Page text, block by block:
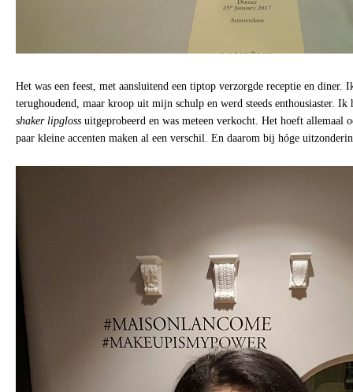
Het was een feest, met aansluitend een tiptop verzorgde receptie en diner.
terughoudend, maar kroop uit mijn schulp en werd steeds enthousiaster. Ik
shaker lipgloss uitgeprobeerd en was meteen verkocht. Het hoeft allemaal
paar kleine accenten maken al een verschil. En daarom bij hóge